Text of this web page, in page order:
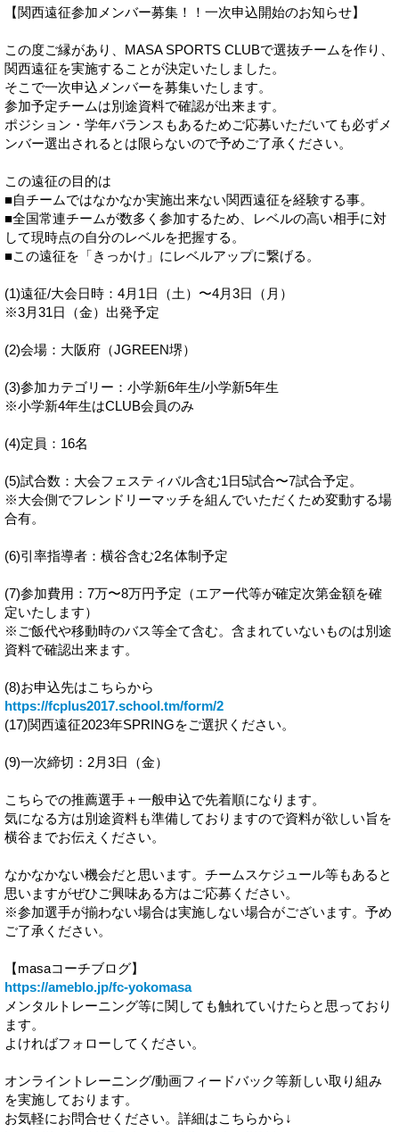
【関西遠征参加メンバー募集！！一次申込開始のお知らせ】
この度ご縁があり、MASA SPORTS CLUBで選抜チームを作り、
関西遠征を実施することが決定いたしました。
そこで一次申込メンバーを募集いたします。
参加予定チームは別途資料で確認が出来ます。
ポジション・学年バランスもあるためご応募いただいても必ずメ
ンバー選出されるとは限らないので予めご了承ください。
この遠征の目的は
■自チームではなかなか実施出来ない関西遠征を経験する事。
■全国常連チームが数多く参加するため、レベルの高い相手に対
して現時点の自分のレベルを把握する。
■この遠征を「きっかけ」にレベルアップに繋げる。
(1)遠征/大会日時：4月1日（土）〜4月3日（月）
※3月31日（金）出発予定
(2)会場：大阪府（JGREEN堺）
(3)参加カテゴリー：小学新6年生/小学新5年生
※小学新4年生はCLUB会員のみ
(4)定員：16名
(5)試合数：大会フェスティバル含む1日5試合〜7試合予定。
※大会側でフレンドリーマッチを組んでいただくため変動する場
合有。
(6)引率指導者：横谷含む2名体制予定
(7)参加費用：7万〜8万円予定（エアー代等が確定次第金額を確
定いたします）
※ご飯代や移動時のバス等全て含む。含まれていないものは別途
資料で確認出来ます。
(8)お申込先はこちらから
https://fcplus2017.school.tm/form/2
(17)関西遠征2023年SPRINGをご選択ください。
(9)一次締切：2月3日（金）
こちらでの推薦選手＋一般申込で先着順になります。
気になる方は別途資料も準備しておりますので資料が欲しい旨を
横谷までお伝えください。
なかなかない機会だと思います。チームスケジュール等もあると
思いますがぜひご興味ある方はご応募ください。
※参加選手が揃わない場合は実施しない場合がございます。予め
ご了承ください。
【masaコーチブログ】
https://ameblo.jp/fc-yokomasa
メンタルトレーニング等に関しても触れていけたらと思っており
ます。
よければフォローしてください。
オンライントレーニング/動画フィードバック等新しい取り組み
を実施しております。
お気軽にお問合せください。詳細はこちらから↓